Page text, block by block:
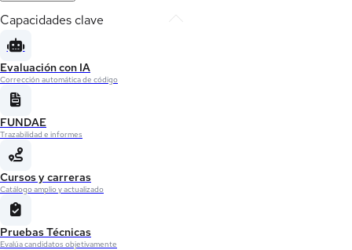
Capacidades clave
Evaluación con IA
Corrección automática de código
FUNDAE
Trazabilidad e informes
Cursos y carreras
Catálogo amplio y actualizado
Pruebas Técnicas
Evalúa candidatos objetivamente